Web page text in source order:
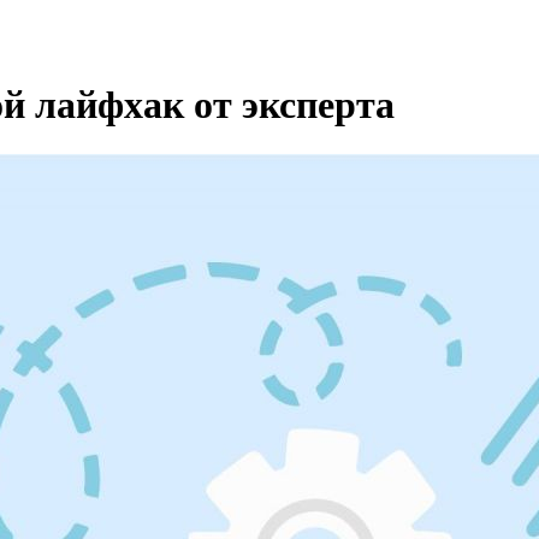
лайфхак от эксперта